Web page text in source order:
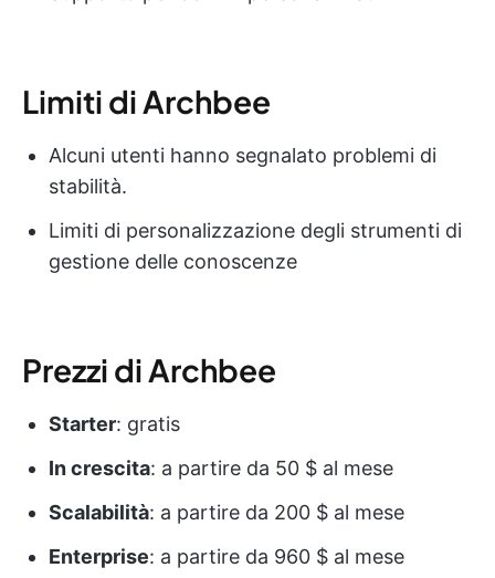
Limiti di Archbee
Alcuni utenti hanno segnalato problemi di
stabilità.
Limiti di personalizzazione degli strumenti di
gestione delle conoscenze
Prezzi di Archbee
Starter: gratis
In crescita: a partire da 50 $ al mese
Scalabilità: a partire da 200 $ al mese
Enterprise: a partire da 960 $ al mese